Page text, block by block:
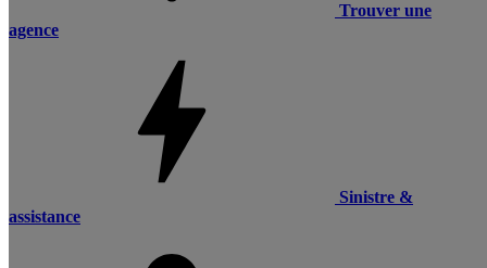
Trouver une
agence
Sinistre &
assistance